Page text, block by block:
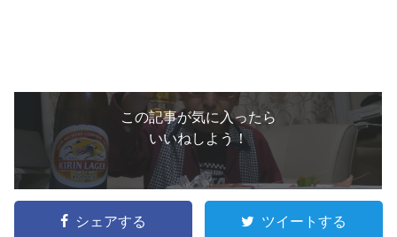
この記事が気に入ったら
いいねしよう！
シェアする ツイートする